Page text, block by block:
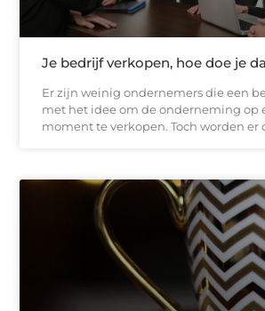
Je bedrijf verkopen, hoe doe je
Er zijn weinig ondernemers die een
met het idee om de onderneming op
moment te verkopen. Toch worden er